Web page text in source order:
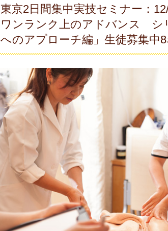
東京2日間集中実技セミナー：
ワンランク上のアドバンス シ
へのアプローチ編」生徒募集中8